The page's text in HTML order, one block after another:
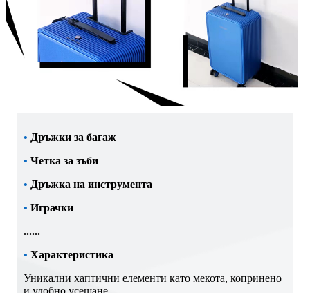
• Дръжки за багаж
• Четка за зъби
• Дръжка на инструмента
• Играчки
......
• Характеристика
Уникални хаптични елементи като мекота, копринено